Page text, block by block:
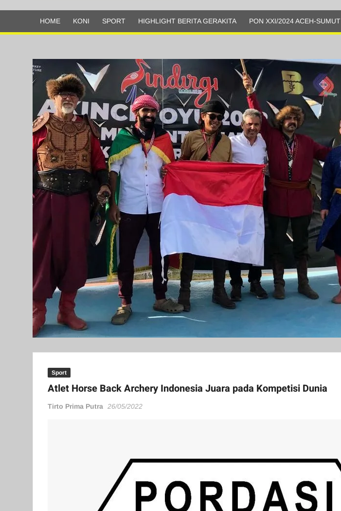
Olahraga
HOME KONI SPORT HIGHLIGHT BERITA GERAKITA PON XXI/2024 ACEH-SUMUT
Sport
Atlet Horse Back Archery Indonesia Juara pada Kompetisi Dunia
Tirto Prima Putra 26/05/2022